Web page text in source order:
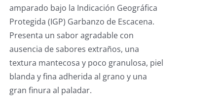
amparado bajo la Indicación Geográfica
Protegida (IGP) Garbanzo de Escacena.
Presenta un sabor agradable con
ausencia de sabores extraños, una
textura mantecosa y poco granulosa, piel
blanda y fina adherida al grano y una
gran finura al paladar.